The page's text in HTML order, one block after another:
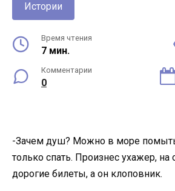
Истории
Время чтения
7 мин.
Комментарии
0
-Зачем душ? Можно в море
только спать. Произнес ухажер, на
дорогие билеты, а он клоповник.